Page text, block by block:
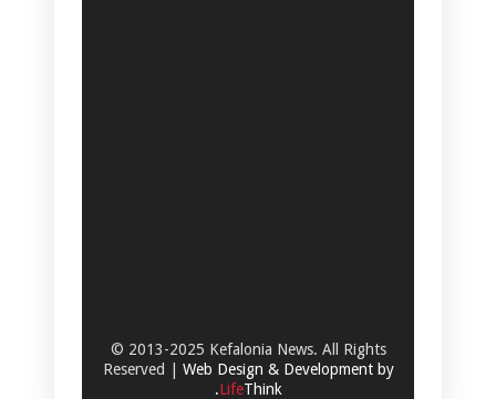
© 2013-2025 Kefalonia News. All Rights
Reserved | Web Design & Development by
.LifeThink